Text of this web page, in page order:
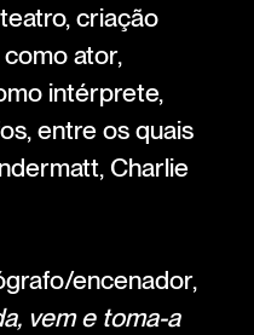
criação
ator,
intérprete,
entre os quais
Charlie
encenador,
vem e toma-a